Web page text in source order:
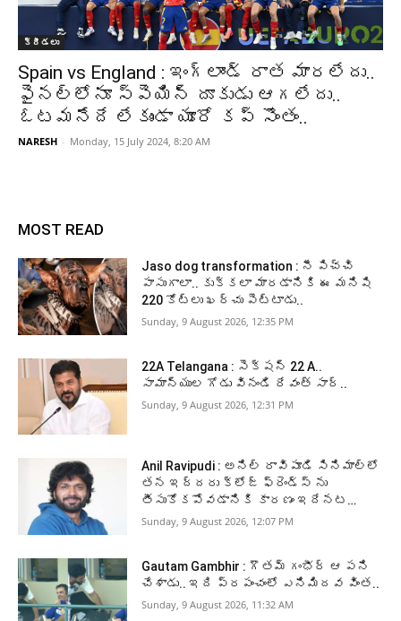
క్రీడలు
Spain vs England : ఇంగ్లాండ్ రాత మారలేదు..
ఫైనల్లోనూ స్పెయిన్ దూకుడు ఆగలేదు..
ఓటమనేదే లేకుండా యూరో కప్ సొంతం..
NARESH - Monday, 15 July 2024, 8:20 AM
MOST READ
Jaso dog transformation : నీ పిచ్చి
పాసుగాలా.. కుక్కలా మారడానికి ఈ మనిషి
220 కోట్లు ఖర్చు పెట్టాడు..
Sunday, 9 August 2026, 12:35 PM
22A Telangana : సెక్షన్ 22 A..
సామాన్యుల గోడు వినండి రేవంత్ సార్..
Sunday, 9 August 2026, 12:31 PM
Anil Ravipudi : అనిల్ రావిపూడి సినిమాల్లో
తన ఇద్దరు క్లోజ్ ఫ్రెండ్స్ ను
తీసుకోకపోవడానికి కారణం ఇదేనట…
Sunday, 9 August 2026, 12:07 PM
Gautam Gambhir : గౌతమ్ గంభీర్ ఆ పని
చేశాడు.. ఇది ప్రపంచంలో ఎనిమిదవ వింత..
Sunday, 9 August 2026, 11:32 AM